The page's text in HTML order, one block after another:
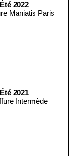
Été 2022
Été 2021